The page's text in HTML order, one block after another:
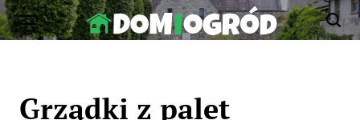
Skip
to
Grządki z palet